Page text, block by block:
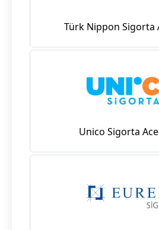
Türk Nippon Sigorta
Unico Sigorta